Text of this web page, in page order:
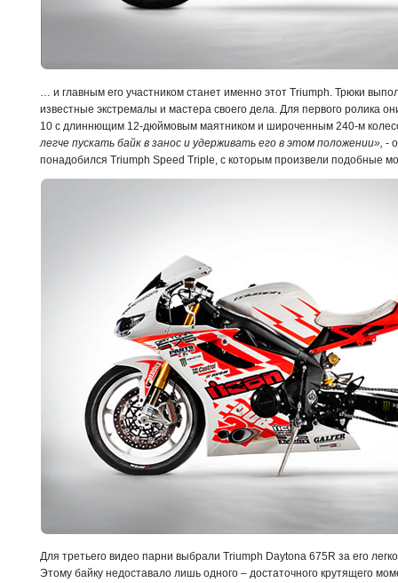
… и главным его участником станет именно этот Triumph. Трюки
известные экстремалы и мастера своего дела. Для первого ролика
10 с длиннющим 12-дюймовым маятником и широченным 240-м
легче пускать байк в занос и удерживать его в этом положении», -
понадобился Triumph Speed Triple, с которым произвели подобные
Для третьего видео парни выбрали Triumph Daytona 675R за его
Этому байку недоставало лишь одного – достаточного крутящего